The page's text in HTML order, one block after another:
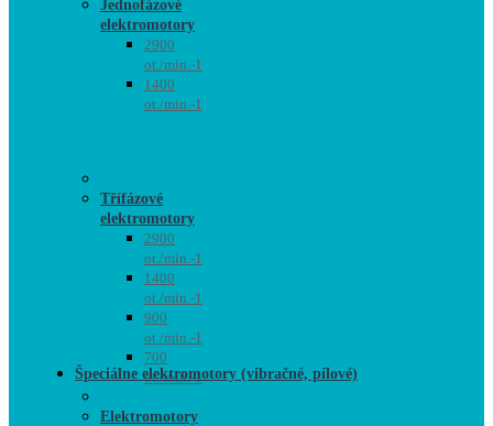
Jednofázové
elektromotory
2900
ot./min.-1
1400
ot./min.-1
Třífázové
elektromotory
2900
ot./min.-1
1400
ot./min.-1
900
ot./min.-1
700
ot./min.-1
Elektromotory
Špeciálne elektromotory (vibračné, pílové)